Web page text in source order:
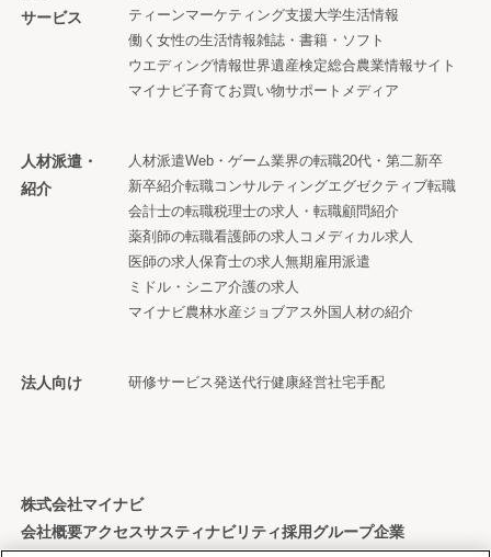
サービス
ティーンマーケティング支援大学生活情報
働く女性の生活情報雑誌・書籍・ソフト
ウエディング情報世界遺産検定総合農業情報サイト
マイナビ子育てお買い物サポートメディア
人材派遣・
紹介
人材派遣Web・ゲーム業界の転職20代・第二新卒
新卒紹介転職コンサルティングエグゼクティブ転職
会計士の転職税理士の求人・転職顧問紹介
薬剤師の転職看護師の求人 コメディカル求人
医師の求人 保育士の求人 無期雇用派遣
ミドル・シニア介護の求人
マイナビ農林水産ジョブアス外国人材の紹介
法人向け 研修サービス発送代行健康経営社宅手配
株式会社マイナビ
会社概要アクセスサスティナビリティ採用グループ企業